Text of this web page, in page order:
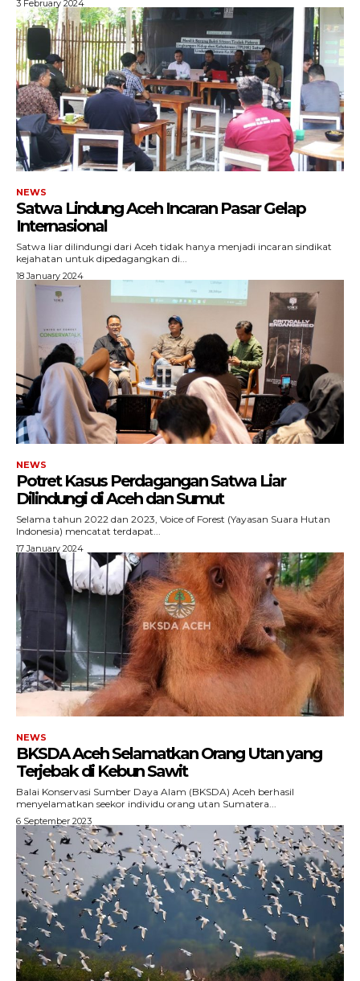
SUBSCRIBE NOW
Menu
Histori
Gaya Hidup
Hiburan
Opini
Olahraga
Ekonomi
Teknologi
Indeks
Redaksi
Tentang Kami
Kebijakan Pengguna
Pedoman Dewan Pers
Hubungi Kami
Aset
Indeks Artikel
3 February 2024
NEWS
Satwa Lindung Aceh Incaran Pasar Gelap
Internasional
Satwa liar dilindungi dari Aceh tidak hanya menjadi incaran sindikat
kejahatan untuk dipedagangkan di...
18 January 2024
NEWS
Potret Kasus Perdagangan Satwa Liar
Dilindungi di Aceh dan Sumut
Selama tahun 2022 dan 2023, Voice of Forest (Yayasan Suara Hutan
Indonesia) mencatat terdapat...
17 January 2024
NEWS
BKSDA Aceh Selamatkan Orang Utan yang
Terjebak di Kebun Sawit
Balai Konservasi Sumber Daya Alam (BKSDA) Aceh berhasil
menyelamatkan seekor individu orang utan Sumatera...
6 September 2023